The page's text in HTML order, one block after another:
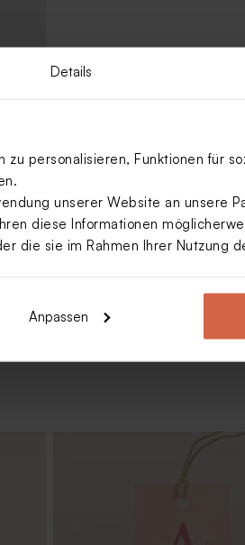
Details
personalisieren, Funktionen für
unserer Website an unsere
diese Informationen
die sie im Rahmen Ihrer Nutzung
Anpassen
eigenem Text auf Holzdeckel